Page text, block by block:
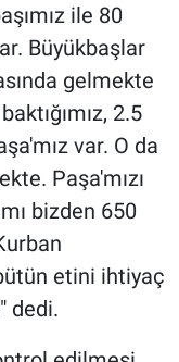
ile 80
Büyükbaşlar
gelmekte
2.5
var. O da
Paşa'mızı
bizden 650
etini ihtiyaç
dedi.